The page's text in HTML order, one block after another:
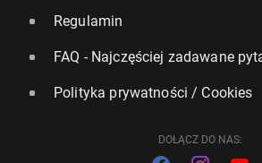
Regulamin
FAQ - Najczęściej zadawane
Polityka prywatności / Cookies
DOŁĄCZ DO NAS: